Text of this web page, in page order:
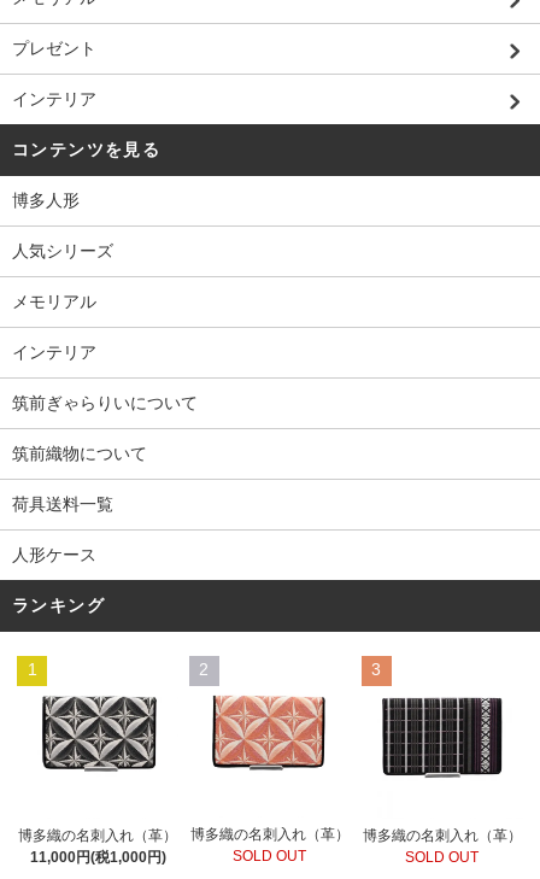
プレゼント
インテリア
コンテンツを見る
博多人形
人気シリーズ
メモリアル
インテリア
筑前ぎゃらりいについて
筑前織物について
荷具送料一覧
人形ケース
ランキング
1
博多織の名刺入れ（革）
11,000円(税1,000円)
2
博多織の名刺入れ（革）
SOLD OUT
3
博多織の名刺入れ（革）
SOLD OUT